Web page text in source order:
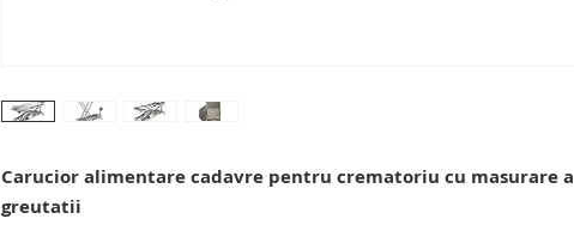
Carucior alimentare cadavre pentru crematoriu cu masurare a
greutatii